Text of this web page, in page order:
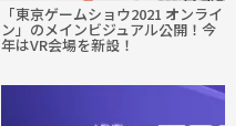
「東京ゲームショウ2021 オンライ
ン」のメインビジュアル公開！今
年はVR会場を新設！